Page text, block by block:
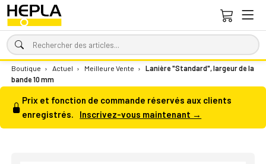
Boutique › Actuel › Meilleure Vente ›
Lanière "Standard", largeur de la
bande 10 mm
Prix et fonction de commande réservés aux clients
enregistrés.
Inscrivez-vous maintenant →